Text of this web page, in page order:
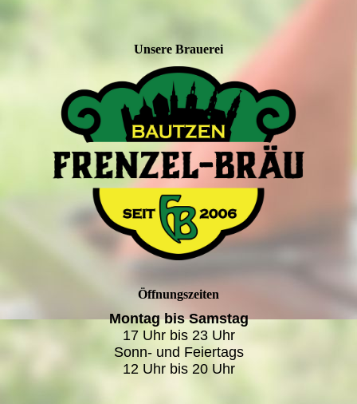
Unsere Brauerei
Öffnungszeiten
Montag bis Samstag
17 Uhr bis 23 Uhr
Sonn- und Feiertags
12 Uhr bis 20 Uhr